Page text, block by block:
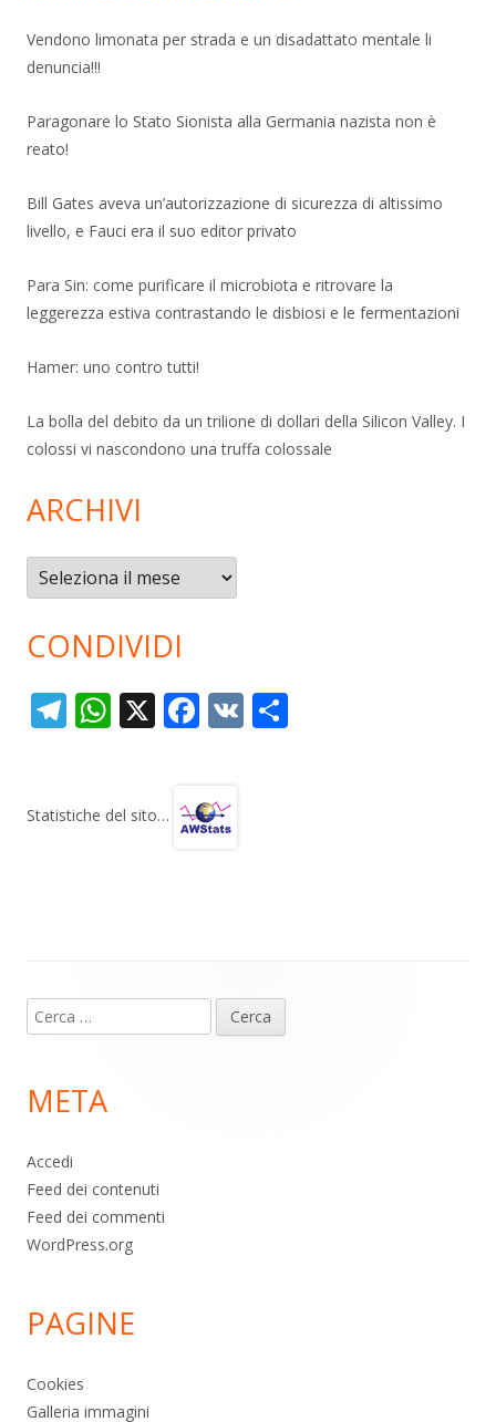
Vendono limonata per strada e un disadattato mentale li
denuncia!!!
Paragonare lo Stato Sionista alla Germania nazista non è
reato!
Bill Gates aveva un’autorizzazione di sicurezza di altissimo
livello, e Fauci era il suo editor privato
Para Sin: come purificare il microbiota e ritrovare la
leggerezza estiva contrastando le disbiosi e le fermentazioni
Hamer: uno contro tutti!
La bolla del debito da un trilione di dollari della Silicon Valley. I
colossi vi nascondono una truffa colossale
ARCHIVI
Archivi
CONDIVIDI
T
gr
W
s
X F
b
V
Statistiche del sito…
piè
pagina
Ricerca
per:
META
Accedi
Feed dei contenuti
Feed dei commenti
WordPress.org
PAGINE
Cookies
Galleria immagini